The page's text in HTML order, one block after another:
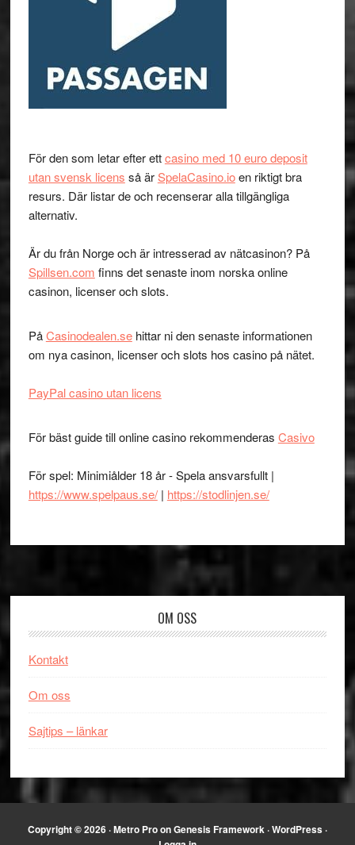
För den som letar efter ettcasino med 10 euro deposit
utan svensk licens så ärSpelaCasino.ioen riktigt bra
resurs. Där listar de och recenserar alla tillgängliga
alternativ.
Är du från Norge och är intresserad av nätcasinon? På
Spillsen.com finns det senaste inom norska online
casinon, licenser och slots.
PåCasinodealen.sehittar ni den senaste informationen
om nya casinon, licenser och slots hos casino på nätet.
PayPal casino utan licens
För bäst guide till online casino rekommenderas Casivo
För spel: Minimiålder 18 år - Spela ansvarsfullt |
https://www.spelpaus.se/| https://stodlinjen.se/
OM OSS
Kontakt
Om oss
Sajtips – länkar
Copyright © 2026 ·Metro ProonGenesis Framework ·WordPress ·